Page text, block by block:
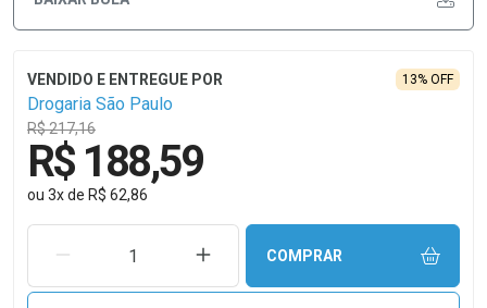
Drogaria São Paulo
R$ 217,16
13% OFF
R$ 188,59
ou 3xde R$ 62,86
REMOVER UMA UNIDADEAUMENTAR UMA UNIDADE
COMPRAR